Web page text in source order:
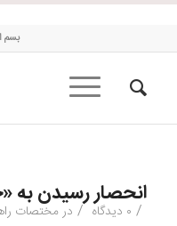
حلقه اندیشه کلامی
بسم
انحصار رسیدن به
/ ۰ دیدگاه / در مختصات